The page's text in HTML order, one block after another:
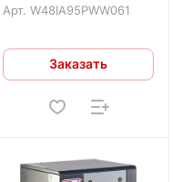
Арт. W48IA95PWW061
Заказать